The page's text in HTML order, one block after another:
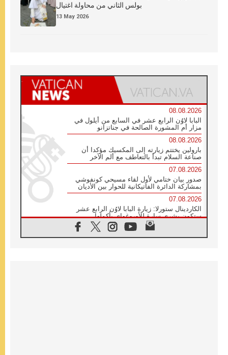
بولس الثاني من محاولة اغتيال
13 May 2026
08.08.2026
البابا لاوُن الرابع عشر في السابع من أيلول في
مزار أم المشورة الصالحة في جناتزانو
08.08.2026
بارولين يختتم زيارته إلى المكسيك مؤكدا أن
صناعة السلام تبدأ بالتعاطف مع ألم الآخر
07.08.2026
صدور بيان ختامي لأول لقاء مسيحي كونفوشي
بمشاركة الدائرة الفاتيكانية للحوار بين الأديان
07.08.2026
الكاردينال ستورلا: زيارة البابا لاوُن الرابع عشر
ستكون بشرى سارة للأوروغواي بأكملها
الفاتيكان يعلن برنامج الزيارة الرسولية للبابا لاوُن